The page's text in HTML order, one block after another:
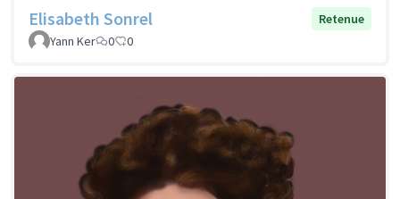
Elisabeth Sonrel
Retenue
Yann Ker
0 0